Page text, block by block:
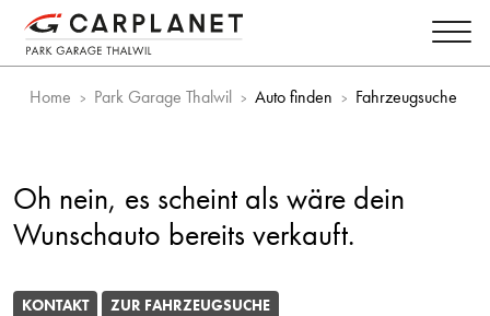
Home Park Garage Thalwil Auto finden Fahrzeugsuche
Oh nein, es scheint als wäre dein
Wunschauto bereits verkauft.
KONTAKT ZUR FAHRZEUGSUCHE